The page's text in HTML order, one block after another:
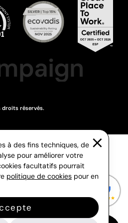
droits réservés.
à des fins techniques, de
pour améliorer votre
facultatifs pourrait
politique de cookies pour en